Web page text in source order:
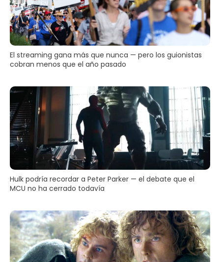
El streaming gana más que nunca — pero los guionistas
cobran menos que el año pasado
Hulk podría recordar a Peter Parker — el debate que el
MCU no ha cerrado todavía